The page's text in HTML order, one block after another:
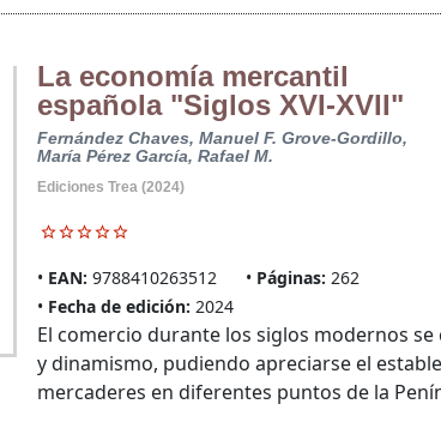
La economía mercantil
española "Siglos XVI-XVII"
Fernández Chaves, Manuel F. Grove-Gordillo,
María Pérez García, Rafael M.
Ediciones Trea (2024)
EAN: 9788410263512 Páginas: 262
Fecha de edición: 2024
El comercio durante los siglos modernos
y dinamismo, pudiendo apreciarse el
mercaderes en diferentes puntos de la